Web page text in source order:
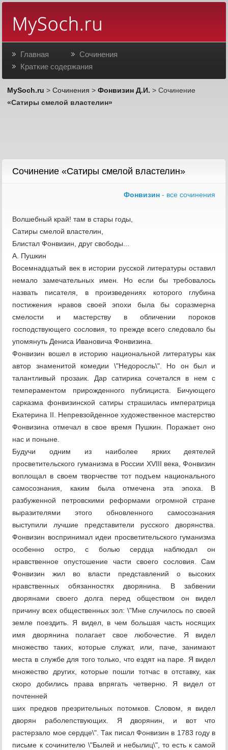
Главная
Сочинения
Краткие содержания
MySoch.ru >Сочинения >Фонвизин Д.И. > Сочинение
«Сатиры смелой властелин»
Сочинение «Сатиры смелой властелин»
Фонвизин - все сочинения
Волшебный край! там в стары годы,
Сатиры смелой властелин,
Блистал Фонвизин, друг свободы...
А. Пушкин
Восемнадцатый век в истории русской литературы оставил
немало замечательных имен. Но если бы требовалось
назвать писателя, в произведениях которого глубина
постижения нравов своей эпохи была бы соразмерна
смелости и мастерству в обличении пороков
господствующего сословия, то прежде всего следовало бы
упомянуть Дениса Ивановича Фонвизина.
Фонвизин вошел в историю национальной литературы как
автор знаменитой комедии \"Недоросль\". Но он был и
талантливый прозаик. Дар сатирика сочетался в нем с
темпераментом прирожденного публициста. Бичующего
сарказма фонвизинской сатиры страшилась императрица
Екатерина II. Непревзойденное художественное мастерство
Фонвизина отмечал в свое время Пушкин. Поражает оно
нас и поныне.
Будучи одним из наиболее ярких деятелей
просветительского гуманизма в России XVIII века, Фонвизин
воплощал в своем творчестве тот подъем национального
самосознания, каким была отмечена эта эпоха. В
разбуженной петровскими реформами огромной стране
выразителями этого обновленного самосознания
выступили лучшие представители русского дворянства.
Фонвизин воспринимал идеи просветительского гуманизма
особенно остро, с болью сердца наблюдал он
нравственное опустошение части своего сословия. Сам
Фонвизин жил во власти представлений о высоких
нравственных обязанностях дворянина. В забвении
дворянами своего долга перед обществом он видел
причину всех общественных зол: \"Мне случилось по своей
земле поездить. Я видел, в чем большая часть носящих
имя дворянина полагает свое любочестие. Я видел
множество таких, которые служат, или, паче, занимают
места в службе для того только, что ездят на паре. Я видел
множество других, которые пошли тотчас в отставку, как
скоро добились права впрягать четверню. Я видел от
почтенней
ших предков презрительных потомков. Словом, я видел
дворян раболепствующих. Я дворянин, и вот что
растерзало мое сердце\". Так писал Фонвизин в 1783 году в
письме к сочинителю \"Былей и небылиц\", то есть к самой